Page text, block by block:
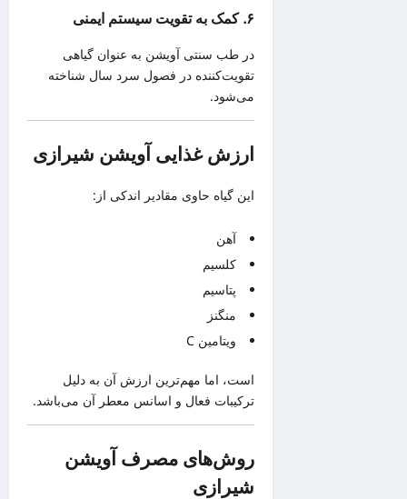
۶. کمک به تقویت سیستم ایمنی
در طب سنتی آویشن به عنوان گیاهی
تقویت‌کننده در فصول سرد سال شناخته
می‌شود.
ارزش غذایی آویشن شیرازی
این گیاه حاوی مقادیر اندکی از:
آهن
کلسیم
پتاسیم
منگنز
ویتامین C
است، اما مهم‌ترین ارزش آن به دلیل
ترکیبات فعال و اسانس معطر آن می‌باشد.
روش‌های مصرف آویشن
شیرازی